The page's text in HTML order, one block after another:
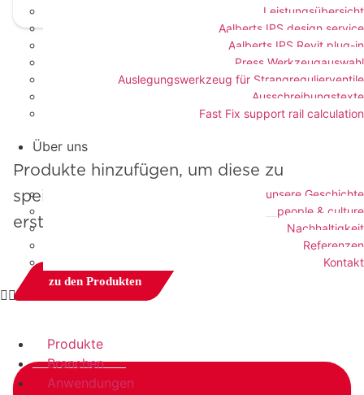
Leistungsübersicht
Aalberts IPS design service
Aalberts IPS Revit plug-in
Press Werkzeugauswahl
Auslegungswerkzeug für Strangregulierventile
Ausschreibungstexte
Fast Fix support rail calculation
Über uns
unsere Geschichte
people & culture
Nachhaltigkeit
Referenzen
Kontakt
Produkte
Branchen
Anwendungen
Produkte hinzufügen, um diese zu
speichern, Unterlagensammlungen
erstellen und vieles mehr
zu den Produkten